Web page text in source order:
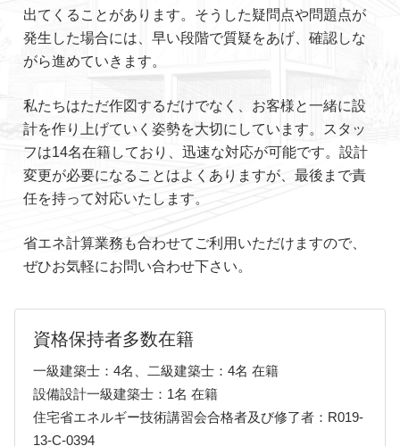
出てくることがあります。そうした疑問点や問題点が
発生した場合には、早い段階で質疑をあげ、確認しな
がら進めていきます。
私たちはただ作図するだけでなく、お客様と一緒に設
計を作り上げていく姿勢を大切にしています。スタッ
フは14名在籍しており、迅速な対応が可能です。設計
変更が必要になることはよくありますが、最後まで責
任を持って対応いたします。
省エネ計算業務も合わせてご利用いただけますので、
ぜひお気軽にお問い合わせ下さい。
資格保持者多数在籍
一級建築士：4名、二級建築士：4名 在籍
設備設計一級建築士：1名 在籍
住宅省エネルギー技術講習会合格者及び修了者：R019-
13-C-0394